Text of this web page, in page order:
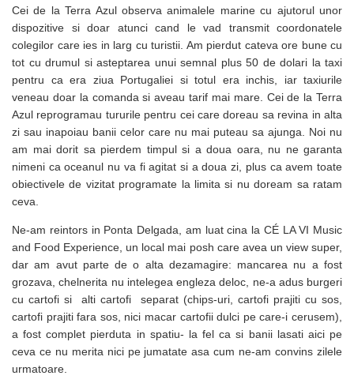
Cei de la Terra Azul observa animalele marine cu ajutorul unor
dispozitive si doar atunci cand le vad transmit coordonatele
colegilor care ies in larg cu turistii. Am pierdut cateva ore bune cu
tot cu drumul si asteptarea unui semnal plus 50 de dolari la taxi
pentru ca era ziua Portugaliei si totul era inchis, iar taxiurile
veneau doar la comanda si aveau tarif mai mare. Cei de la Terra
Azul reprogramau tururile pentru cei care doreau sa revina in alta
zi sau inapoiau banii celor care nu mai puteau sa ajunga. Noi nu
am mai dorit sa pierdem timpul si a doua oara, nu ne garanta
nimeni ca oceanul nu va fi agitat si a doua zi, plus ca avem toate
obiectivele de vizitat programate la limita si nu doream sa ratam
ceva.
Ne-am reintors in Ponta Delgada, am luat cina la CÉ LA VI Music
and Food Experience, un local mai posh care avea un view super,
dar am avut parte de o alta dezamagire: mancarea nu a fost
grozava, chelnerita nu intelegea engleza deloc, ne-a adus burgeri
cu cartofi si alti cartofi separat (chips-uri, cartofi prajiti cu sos,
cartofi prajiti fara sos, nici macar cartofii dulci pe care-i cerusem),
a fost complet pierduta in spatiu- la fel ca si banii lasati aici pe
ceva ce nu merita nici pe jumatate asa cum ne-am convins zilele
urmatoare.